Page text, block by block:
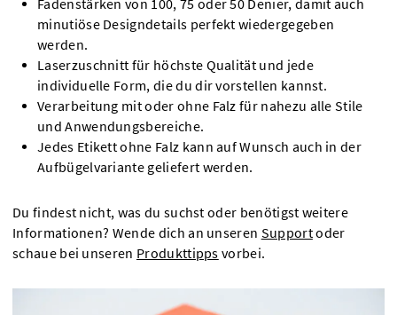
Fadenstärken von 100, 75 oder 50 Denier, damit auch
minutiöse Designdetails perfekt wiedergegeben
werden.
Laserzuschnitt für höchste Qualität und jede
individuelle Form, die du dir vorstellen kannst.
Verarbeitung mit oder ohne Falz für nahezu alle Stile
und Anwendungsbereiche.
Jedes Etikett ohne Falz kann auf Wunsch auch in der
Aufbügelvariante geliefert werden.
Du findest nicht, was du suchst oder benötigst weitere
Informationen? Wende dich an unseren Supportoder
schaue bei unseren Produkttipps vorbei.